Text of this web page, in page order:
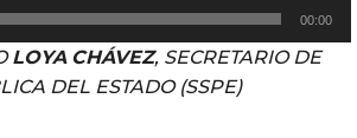
00:00
LOYA CHÁVEZ, SECRETARIO DE
DEL ESTADO (SSPE)